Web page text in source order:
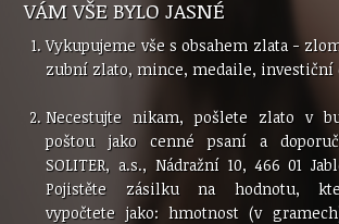
VÁM VŠE BYLO JASNÉ
Vykupujeme vše s obsahem zlata -
zubní zlato, mince, medaile,
Necestujte nikam, pošlete zlato v
poštou jako cenné psaní a
SOLITER, a.s., Nádražní 10, 466 01
Pojistěte zásilku na hodnotu,
vypočtete jako: hmotnost (v